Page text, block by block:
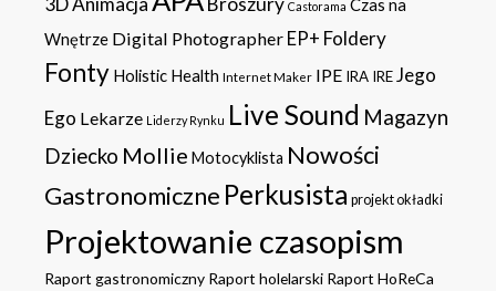
Castorama Czas na
Wnętrze Digital Photographer EP+ Foldery
Fonty Holistic Health Internet Maker IPE IRA IREJego
Ego Lekarze Liderzy Rynku Live Sound Magazyn
Dziecko Mollie Motocyklista Nowości
Gastronomiczne Perkusista projekt okładki
Projektowanie czasopism
Raport gastronomiczny Raport holelarski Raport HoReCa